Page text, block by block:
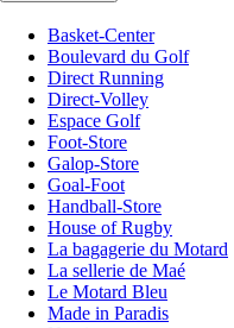
Basket-Center
Boulevard du Golf
Direct Running
Direct-Volley
Espace Golf
Foot-Store
Galop-Store
Goal-Foot
Handball-Store
House of Rugby
La bagagerie du Motard
La sellerie de Maé
Le Motard Bleu
Made in Paradis